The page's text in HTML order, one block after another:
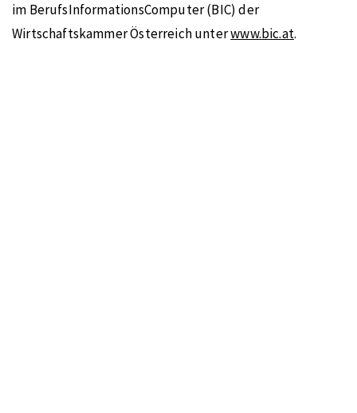
im BerufsInformationsComputer (BIC) der
Wirtschaftskammer Österreich unterwww.bic.at.